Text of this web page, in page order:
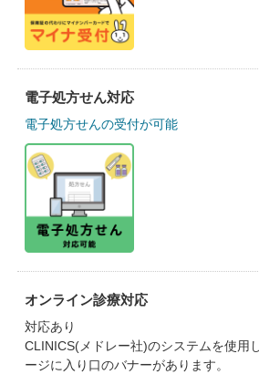
電子処方せん対応
電子処方せんの受付が可能
オンライン診療対応
対応あり
CLINICS(メドレー社)のシステムを使用
ージに入り口のバナーがあります。